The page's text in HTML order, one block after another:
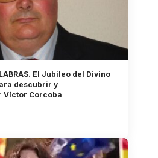
El Jubileo del Divino
descubrir y
Víctor Corcoba